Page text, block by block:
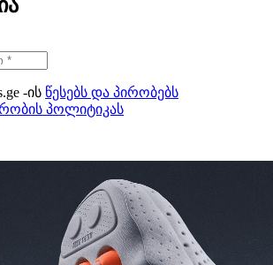
-ის წესებს და პირობებს
პოლიტიკას